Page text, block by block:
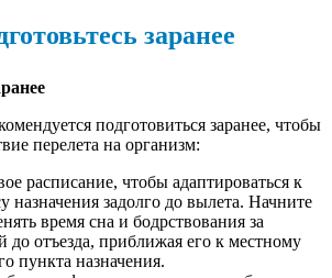
заранее
подготовиться заранее, чтобы
перелета на организм:
расписание, чтобы адаптироваться к
назначения задолго до вылета. Начните
время сна и бодрствования за
до отъезда, приближая его к местному
пункта назначения.